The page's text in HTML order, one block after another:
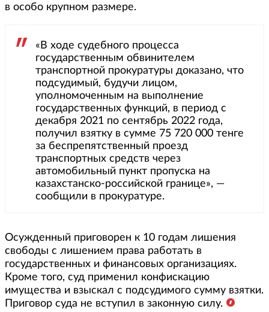
в особо крупном размере.
«В ходе судебного процесса
государственным обвинителем
транспортной прокуратуры доказано, что
подсудимый, будучи лицом,
уполномоченным на выполнение
государственных функций, в период с
декабря 2021 по сентябрь 2022 года,
получил взятку в сумме 75 720 000 тенге
за беспрепятственный проезд
транспортных средств через
автомобильный пункт пропуска на
казахстанско-российской границе», —
сообщили в прокуратуре.
Осужденный приговорен к 10 годам лишения
свободы с лишением права работать в
государственных и финансовых организациях.
Кроме того, суд применил конфискацию
имущества и взыскал с подсудимого сумму взятки.
Приговор суда не вступил в законную силу.